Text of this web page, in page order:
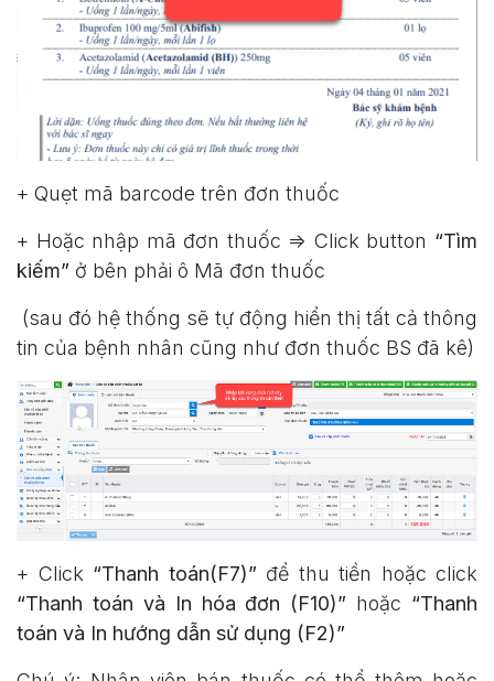
+ Quẹt mã barcode trên đơn thuốc
+ Hoặc nhập mã đơn thuốc => Click button “Tìm
kiếm” ở bên phải ô Mã đơn thuốc
(sau đó hệ thống sẽ tự động hiển thị tất cả thông
tin của bệnh nhân cũng như đơn thuốc BS đã kê)
+ Click “Thanh toán(F7)” để thu tiền hoặc click
“Thanh toán và In hóa đơn (F10)” hoặc “Thanh
toán và In hướng dẫn sử dụng (F2)”